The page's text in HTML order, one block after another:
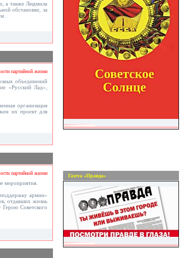
а также Людмила
обстановке, за
.
партийной жизни
объединений
«Русский Лад»,
организация
их проект для
партийной жизни
мероприятия.
армии»
отдавших жизнь
Советского
Газета «Правда»